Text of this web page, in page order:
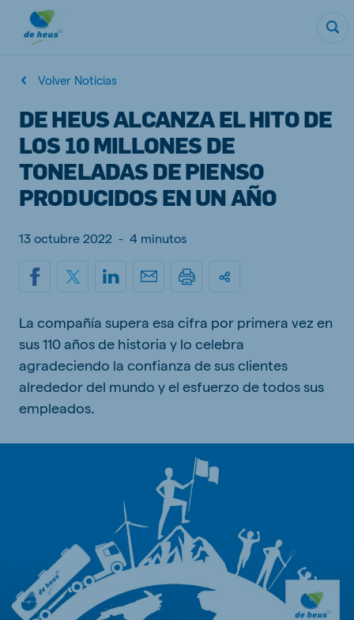
Volver Noticias
DE HEUS ALCANZA EL HITO DE
LOS 10 MILLONES DE
TONELADAS DE PIENSO
PRODUCIDOS EN UN AÑO
13 octubre 2022 - 4 minutos
La compañía supera esa cifra por primera vez en
sus 110 años de historia y lo celebra
agradeciendo la confianza de sus clientes
alrededor del mundo y el esfuerzo de todos sus
empleados.